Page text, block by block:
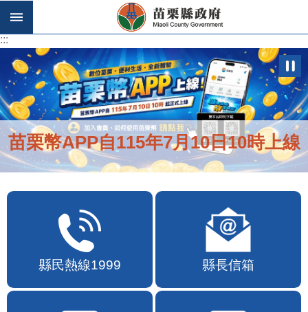
跳到主要內容區塊
:::
苗栗幣APP自115年7月10日10時上線
縣民熱線1999 縣長信箱